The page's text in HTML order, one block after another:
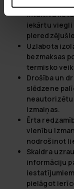
Intuitīva
iekārtu viegli
Uzlabota
bezmaksas
termisko
Drošība un
slēdzene
neautorizētu
izmaiņas.
Ērta
vienību
nodrošinot
Skaidra
informāciju
pielāgot